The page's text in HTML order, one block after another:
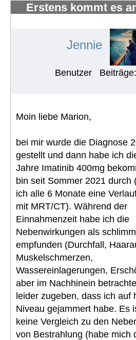
Erstens kommt es
Jennie
Benutzer
Moin liebe Marion,
bei mir wurde die Diagnose
gestellt und dann habe ich
Jahre Imatinib 400mg
bin seit Sommer 2021 durch
ich alle 6 Monate eine
mit MRT/CT). Während der
Einnahmenzeit habe ich die
Nebenwirkungen als schlimm
empfunden (Durchfall,
Muskelschmerzen,
Wassereinlagerungen,
aber im Nachhinein
leider zugeben, dass ich auf
Niveau gejammert habe. Es
keine Vergleich zu den
von Bestrahlung (habe mich